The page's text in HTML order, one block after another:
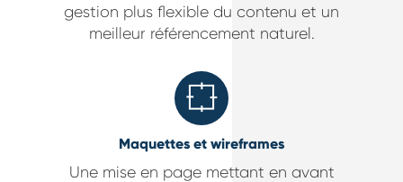
gestion plus flexible du contenu et un
meilleur référencement naturel.
Maquettes et wireframes
Une mise en page mettant en avant